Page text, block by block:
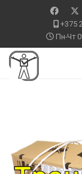
+375
Пн-Чт